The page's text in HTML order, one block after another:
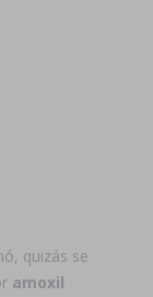
quizás se
amoxil